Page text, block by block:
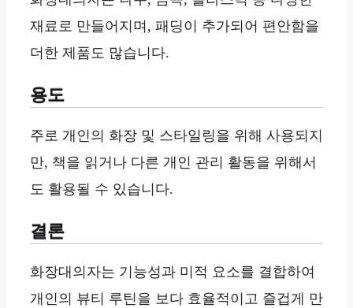
재료로 만들어지며, 패딩이 추가되어 편안함을
더한 제품도 많습니다.
용도
주로 개인의 화장 및 스타일링을 위해 사용되지
만, 책을 읽거나 다른 개인 관리 활동을 위해서
도 활용될 수 있습니다.
결론
화장대의자는 기능성과 미적 요소를 결합하여
개인의 뷰티 루틴을 보다 효율적이고 즐겁게 만